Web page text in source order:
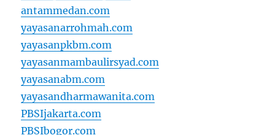
antammedan.com
yayasanarrohmah.com
yayasanpkbm.com
yayasanmambaulirsyad.com
yayasanabm.com
yayasandharmawanita.com
PBSIjakarta.com
PBSIbogor.com